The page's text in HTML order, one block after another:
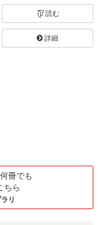
読む
詳細
冊でも
ちら
リ